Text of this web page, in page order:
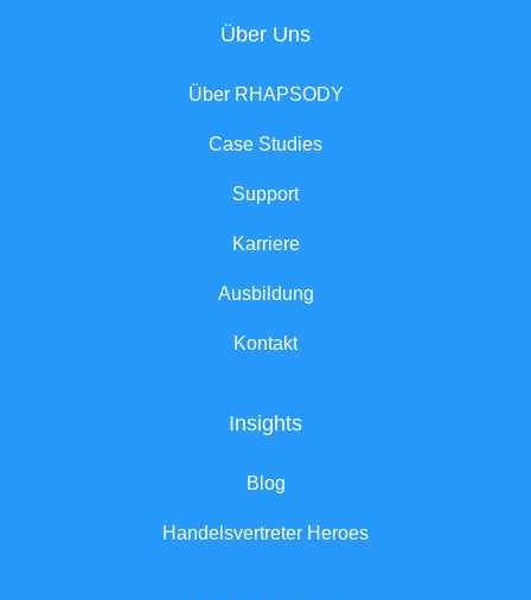
Über Uns
Über RHAPSODY
Case Studies
Support
Karriere
Ausbildung
Kontakt
Insights
Blog
Handelsvertreter Heroes